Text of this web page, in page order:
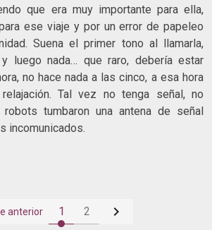
que era muy importante para ella,
ese viaje y por un error de papeleo
Suena el primer tono al llamarla,
luego nada… que raro, debería estar
no hace nada a las cinco, a esa hora
Tal vez no tenga señal, no
tumbaron una antena de señal
incomunicados.
anterior 1 2 